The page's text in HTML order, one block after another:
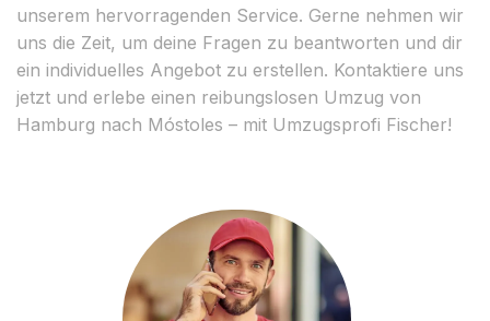
unserem hervorragenden Service. Gerne nehmen wir
uns die Zeit, um deine Fragen zu beantworten und dir
ein individuelles Angebot zu erstellen. Kontaktiere uns
jetzt und erlebe einen reibungslosen Umzug von
Hamburg nach Móstoles – mit Umzugsprofi Fischer!